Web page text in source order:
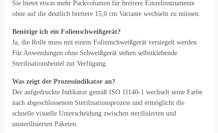
Sie bietet etwas mehr Packvolumen für breitere Einzelinstrumente
ohne auf die deutlich breitere 15,0 cm Variante wechseln zu müssen.
Benötige ich ein Folienschweißgerät?
Ja, die Rolle muss mit einem Folienschweißgerät versiegelt werden.
Für Anwendungen ohne Schweißgerät stehen selbstklebende
Sterilisationsbeutel zur Verfügung.
Was zeigt der Prozessindikator an?
Der aufgedruckte Indikator gemäß ISO 11140-1 wechselt seine Farbe
nach abgeschlossenem Sterilisationsprozess und ermöglicht die
schnelle visuelle Unterscheidung zwischen sterilisierten und
unsterilisierten Paketen.